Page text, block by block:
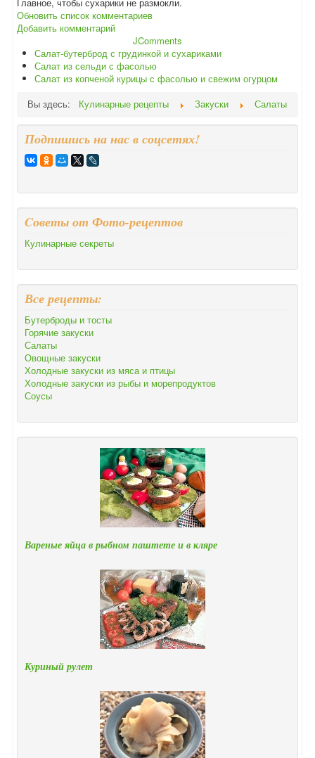
Обновить список комментариев
Добавить комментарий
JComments
Салат-бутерброд с грудинкой и сухариками
Салат из сельди с фасолью
Салат из копченой курицы с фасолью и свежим огурцом
Вы здесь:
Кулинарные рецепты Закуски Салаты
Подпишись на нас в соцсетях!
Cоветы от Фото-рецептов
Кулинарные секреты
Все рецепты:
Бутерброды и тосты
Горячие закуски
Салаты
Овощные закуски
Холодные закуски из мяса и птицы
Холодные закуски из рыбы и морепродуктов
Соусы
Вареные яйца в рыбном паштете и в кляре
Куриный рулет